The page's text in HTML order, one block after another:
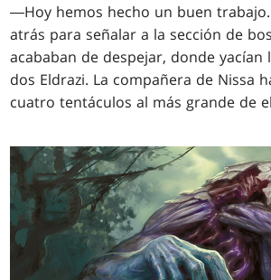
―Hoy hemos hecho un buen
atrás para señalar a la sección de
acababan de despejar, donde yacían
dos Eldrazi. La compañera de Nissa
cuatro tentáculos al más grande de